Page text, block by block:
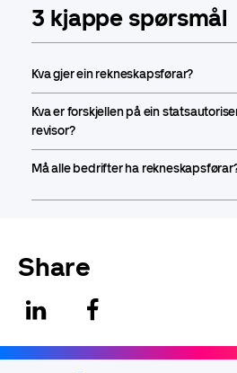
3 kjappe spørsmål
Kva gjer ein rekneskapsførar?
Kva er forskjellen på ein
revisor?
Må alle bedrifter ha
Share